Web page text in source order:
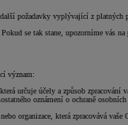
požadavky vyplývající z
se tak stane, upozorníme vás
význam:
určuje účely a způsob
oznámení o ochraně
organizace, která zpracovává vaše